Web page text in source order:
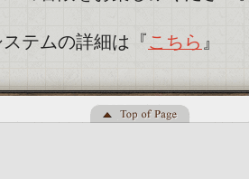
テムの詳細は『 こちら 』